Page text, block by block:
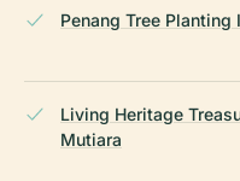
Penang Tree
Living Heritage
Mutiara